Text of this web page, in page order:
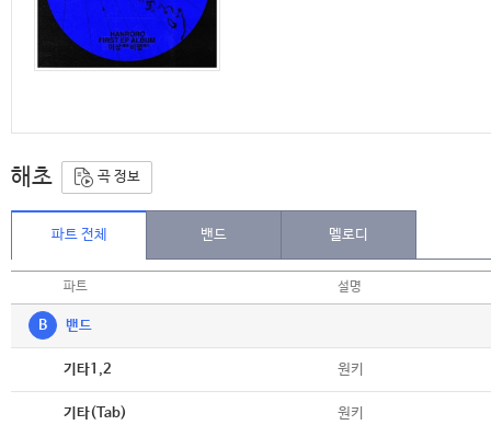
해초 곡 정보
파트 전체 밴드 멜로디
파트 설명
B 밴드
기타1,2 원키
기타(Tab) 원키